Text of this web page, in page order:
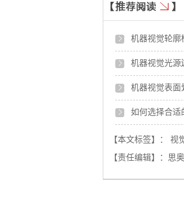
机器视觉轮廓
机器视觉光源
机器视觉表面
如何选择合适
【本文标签】：
视
【责任编辑】： 思